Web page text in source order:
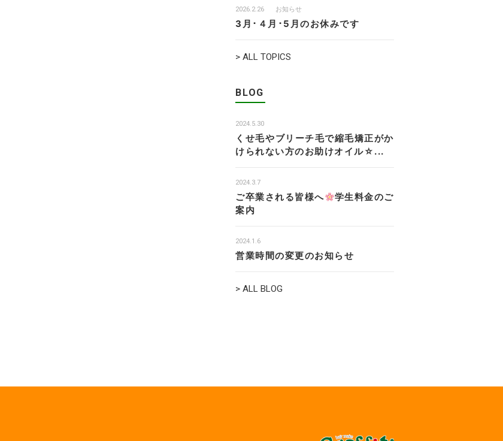
2026.2.26 お知らせ
3月･４月･5月のお休みです
> ALL TOPICS
BLOG
2024.5.30
くせ毛やブリーチ毛で縮毛矯正がか
けられない方のお助けオイル☆...
2024.3.7
ご卒業される皆様へ
学生料金のご
案内
2024.1.6
営業時間の変更のお知らせ
> ALL BLOG